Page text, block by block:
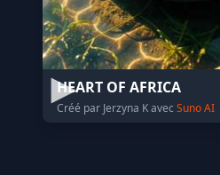
HEART OF AFRICA
Créé par Jerzyna K avec Suno AI